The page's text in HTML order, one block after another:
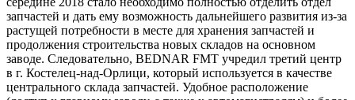
запчастей и дать ему возможность дальнейшего развития из-за
растущей потребности в месте для хранения запчастей и
продолжения строительства новых складов на основном
заводе. Следовательно, BEDNAR FMT учредил третий центр
в г. Костелец-над-Орлици, который используется в качестве
центрального склада запчастей. Удобное расположение